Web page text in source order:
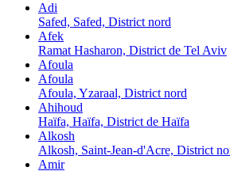
Adi
Safed, Safed, District nord
Afek
Ramat Hasharon, District de Tel Aviv
Afoula
Afoula
Afoula, Yzaraal, District nord
Ahihoud
Haïfa, Haïfa, District de Haïfa
Alkosh
Alkosh, Saint-Jean-d'Acre, District
Amir